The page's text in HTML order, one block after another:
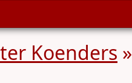
Koenders »